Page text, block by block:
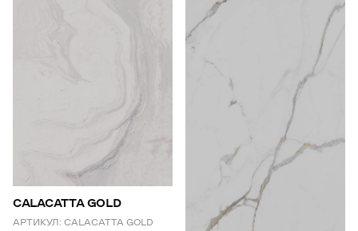
CALACATTA GOLD
АРТИКУЛ: CALACATTA GOLD